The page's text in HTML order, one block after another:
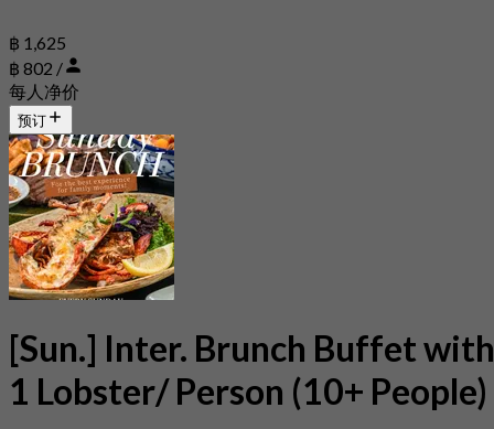
฿ 1,625
฿ 802 /
每人净价
预订
[Sun.] Inter. Brunch Buffet with
1 Lobster/ Person (10+ People)